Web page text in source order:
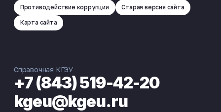
Противодействие коррупции Старая версия сайта
Карта сайта
Справочная КГЭУ
+7 (843) 519-42-20
kgeu@kgeu.ru